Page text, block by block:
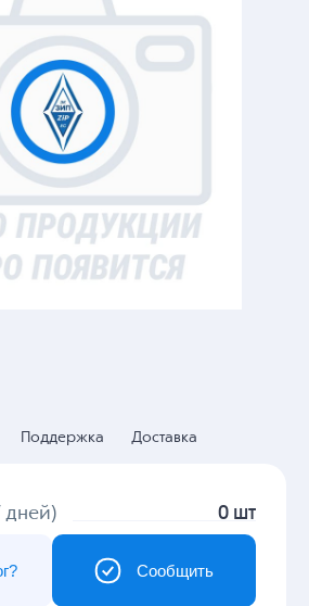
Поддержка Доставка
дней) 0 шт
Сообщить